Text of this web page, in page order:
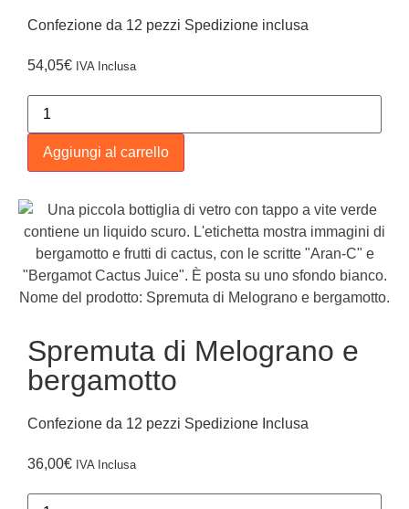
Confezione da 12 pezzi Spedizione inclusa
54,05€ IVA Inclusa
Aggiungi al carrello
Spremuta di Melograno e
bergamotto
Confezione da 12 pezzi Spedizione Inclusa
36,00€ IVA Inclusa